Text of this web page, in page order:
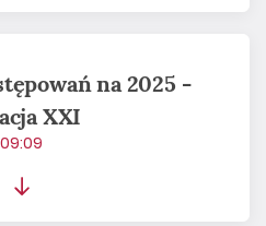
na 2025 -
XXI